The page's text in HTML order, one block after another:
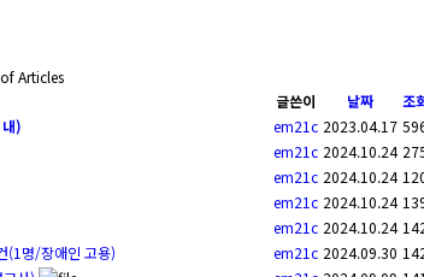
Articles
글쓴이 날짜
조
) em21c 2023.04.17
em21c 2024.10.24
em21c 2024.10.24
em21c 2024.10.24
em21c 2024.10.24
(1명/장애인 고용) em21c 2024.09.30